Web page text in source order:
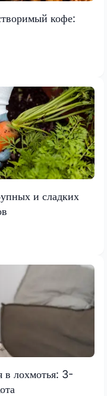
кофе:
и сладких
в лохмотья: 3-